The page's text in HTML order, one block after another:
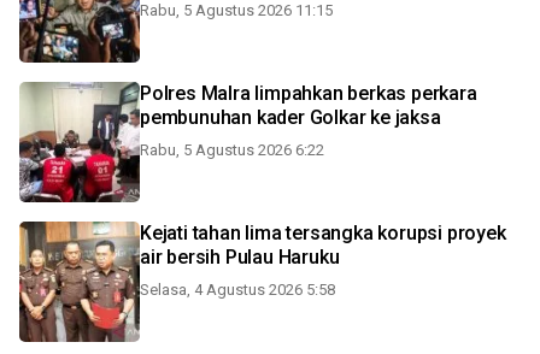
Rabu, 5 Agustus 2026 11:15
Polres Malra limpahkan berkas perkara
pembunuhan kader Golkar ke jaksa
Rabu, 5 Agustus 2026 6:22
Kejati tahan lima tersangka korupsi proyek
air bersih Pulau Haruku
Selasa, 4 Agustus 2026 5:58